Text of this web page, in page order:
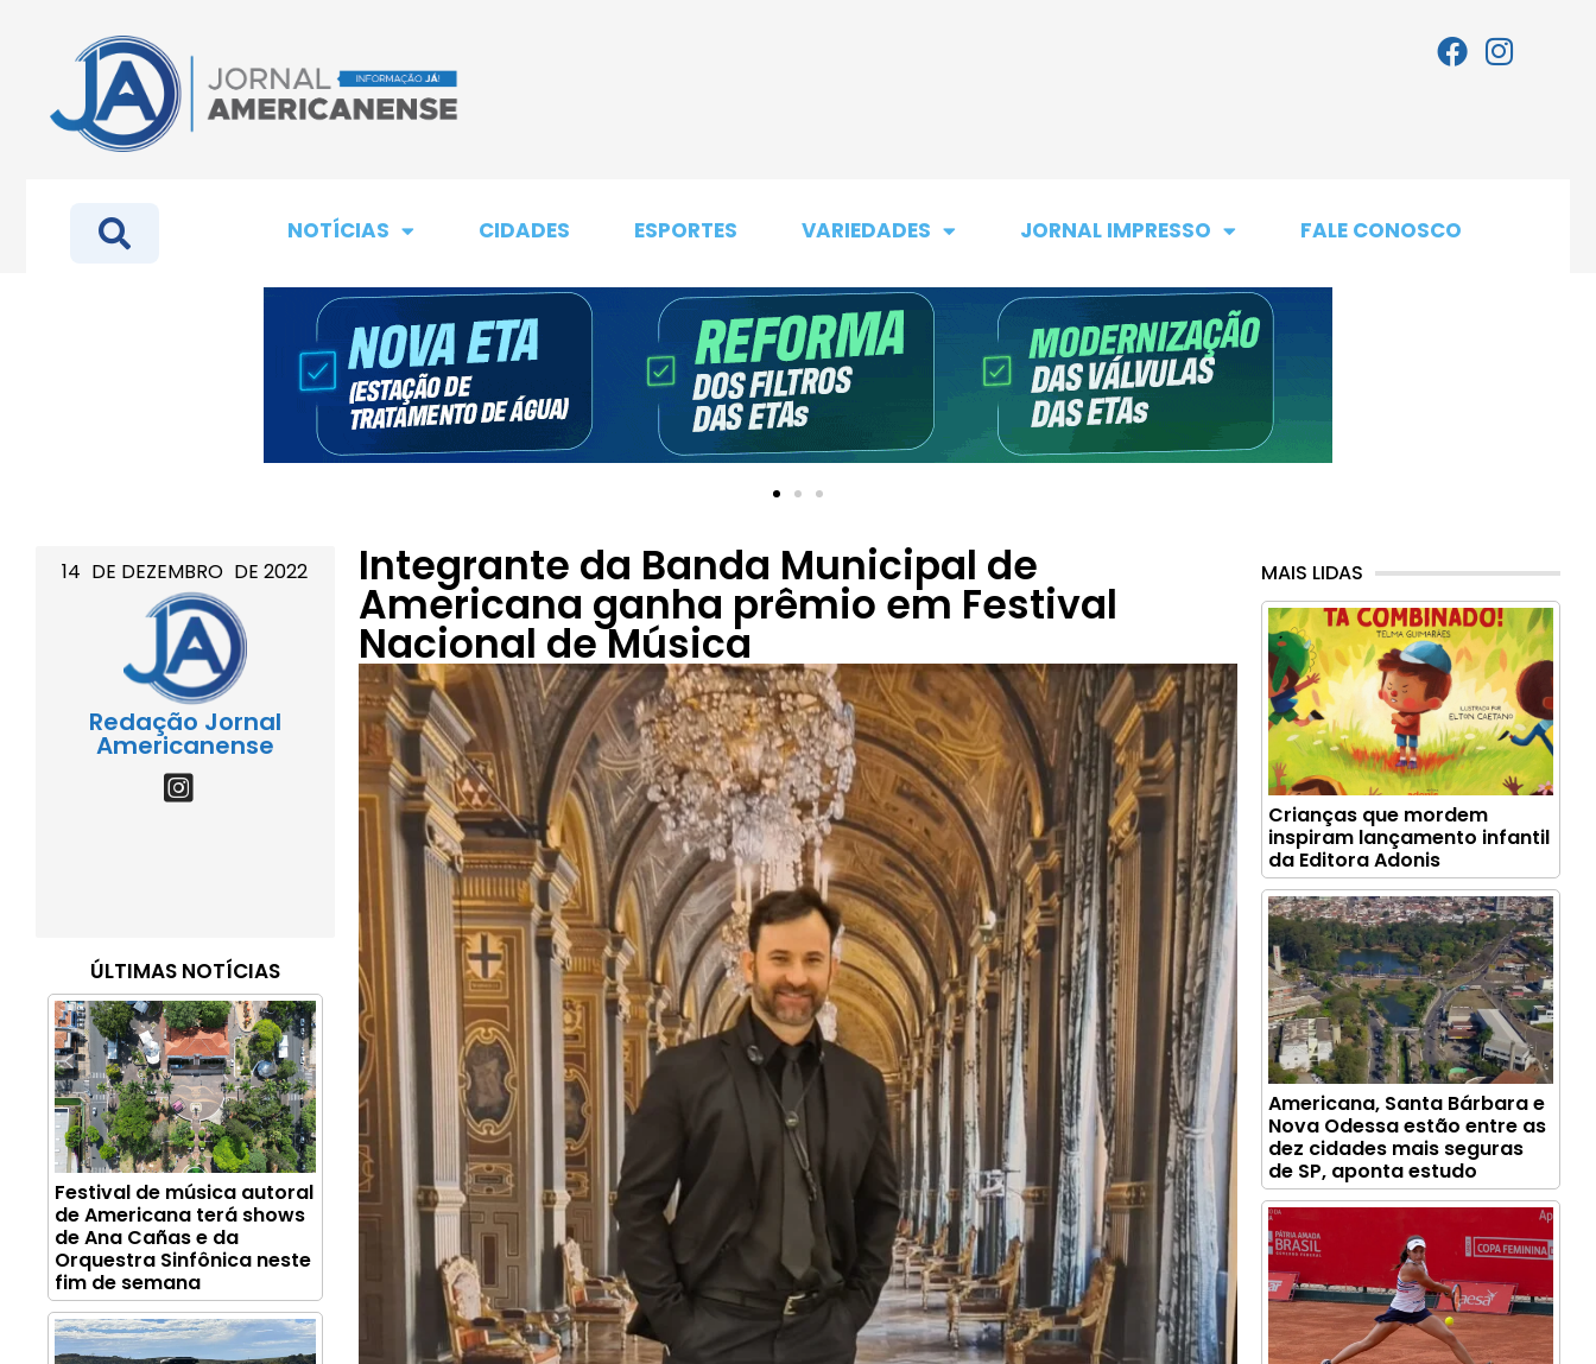
NOTÍCIAS CIDADES ESPORTES VARIEDADES JORNAL IMPRESSO FALE CONOSCO
14 DE DEZEMBRO DE2022
Redação Jornal
Americanense
ÚLTIMAS NOTÍCIAS
Festival de música autoral
de Americana terá shows
de Ana Cañas e da
Orquestra Sinfônica neste
fim de semana
Integrante da Banda Municipal de
Americana ganha prêmio em Festival
Nacional de Música
MAIS LIDAS
Crianças que mordem
inspiram lançamento infantil
da Editora Adonis
Americana, Santa Bárbara e
Nova Odessa estão entre as
dez cidades mais seguras
de SP, aponta estudo